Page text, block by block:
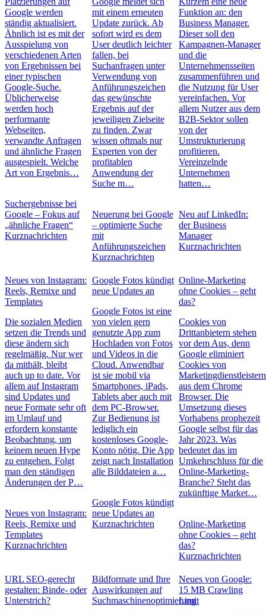
Google werden
ständig aktualisiert.
Ähnlich ist es mit der
Ausspielung von
verschiedenen Arten
von Ergebnissen bei
einer typischen
Google-Suche.
Üblicherweise
werden hoch
performante
Webseiten,
verwandte Anfragen
und ähnliche Fragen
ausgespielt. Welche
Art von Ergebnis…
Suchergebnisse bei
Google – Fokus auf
„ähnliche Fragen“
Kurznachrichten
mit einem erneuten
Update zurück. Ab
sofort wird es dem
User deutlich leichter
fallen, bei
Suchanfragen unter
Verwendung von
Anführungszeichen
das gewünschte
Ergebnis auf der
jeweiligen Zielseite
zu finden. Zwar
wissen oftmals nur
Experten von der
profitablen
Anwendung der
Suche m…
Neuerung bei Google
– optimierte Suche
mit
Anführungszeichen
Kurznachrichten
Funktion an: den
Business Manager.
Dieser soll den
Kampagnen-Manager
und die
Unternehmensseiten
zusammenführen und
die Nutzung für User
vereinfachen. Vor
allem Nutzer aus dem
B2B-Sektor sollen
von der
Umstrukturierung
profitieren.
Vereinzelnde
Unternehmen
hatten…
Neu auf LinkedIn:
der Business
Manager
Kurznachrichten
Neues von Instagram:
Reels, Remixe und
Templates
Die sozialen Medien
setzen die Trends und
diese ändern sich
regelmäßig. Nur wer
da mithält, bleibt
auch up to date. Vor
allem auf Instagram
sind Updates und
neue Formate sehr oft
im Umlauf und
erfordern konstante
Beobachtung, um
keinem neuen Hype
zu entgehen. Folgt
man den ständigen
Änderungen der P…
Neues von Instagram:
Reels, Remixe und
Templates
Kurznachrichten
Google Fotos kündigt
neue Updates an
Google Fotos ist eine
von vielen gern
genutzte App zum
Hochladen von Fotos
und Videos in die
Cloud. Anwendbar
ist sie mobil via
Smartphones, iPads,
Tablets aber auch mit
dem PC-Browser.
Zur Bedienung ist
lediglich ein
kostenloses Google-
Konto nötig. Die App
zeigt nach Installation
alle Bilddateien a…
Google Fotos kündigt
neue Updates an
Kurznachrichten
Online-Marketing
ohne Cookies – geht
das?
Cookies von
Drittanbietern stehen
vor dem Aus, denn
Google eliminiert
Cookies von
Marketingdienstleistern
aus dem Chrome
Browser. Die
Umsetzung dieses
Vorhabens prophezeit
Google selbst für das
Jahr 2023. Was
bedeutet das im
Umkehrschluss für die
Online-Marketing-
Branche? Steht das
zukünftige Market…
Online-Marketing
ohne Cookies – geht
das?
Kurznachrichten
URL SEO-gerecht
gestalten: Binde- oder
Unterstrich?
Bildformate und Ihre
Auswirkungen auf
Suchmaschinenoptimierung
Neues von Google:
15 MB Crawling
Limit